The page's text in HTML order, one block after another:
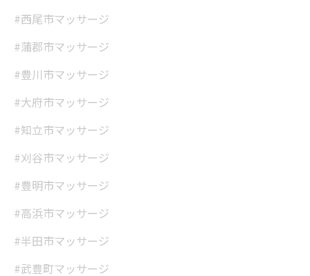
#西尾市マッサージ
#蒲郡市マッサージ
#豊川市マッサージ
#大府市マッサージ
#知立市マッサージ
#刈谷市マッサージ
#豊明市マッサージ
#高浜市マッサージ
#半田市マッサージ
#武豊町マッサージ